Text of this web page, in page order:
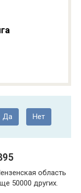
Да Нет
область
50000 других.